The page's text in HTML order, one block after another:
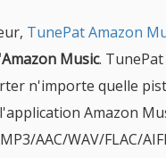
TunePat Amazon
Music.
n'importe quelle
Amazon
AAC/WAV/FLAC/